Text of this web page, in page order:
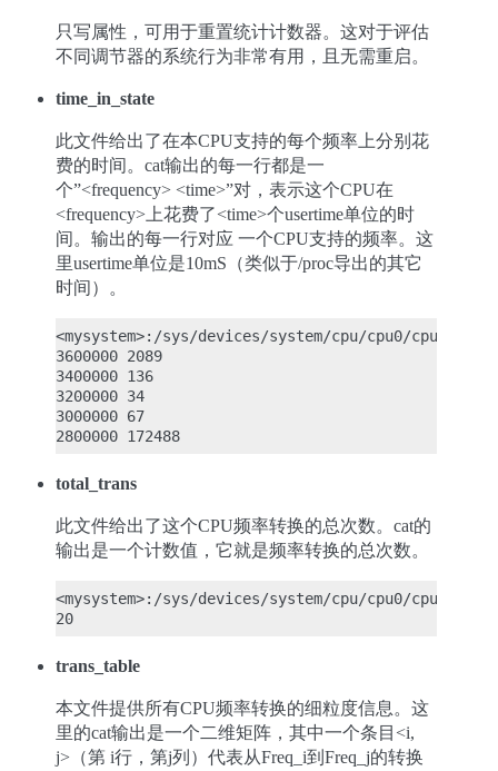
只写属性，可用于重置统计计数器。这对于评估
不同调节器的系统行为非常有用，且无需重启。
time_in_state
此文件给出了在本CPU支持的每个频率上分别花
费的时间。cat输出的每一行都是一
个”<frequency> <time>”对，表示这个CPU在
<frequency>上花费了<time>个usertime单位的时
间。输出的每一行对应 一个CPU支持的频率。这
里usertime单位是10mS（类似于/proc导出的其它
时间）。
<mysystem>:/sys/devices/system/cpu/cpu0/
3600000 2089
3400000 136
3200000 34
3000000 67
total_trans
此文件给出了这个CPU频率转换的总次数。cat的
输出是一个计数值，它就是频率转换的总次数。
<mysystem>:/sys/devices/system/cpu/cpu0/
trans_table
本文件提供所有CPU频率转换的细粒度信息。这
里的cat输出是一个二维矩阵，其中一个条目<i,
j>（第 i行，第j列）代表从Freq_i到Freq_j的转换